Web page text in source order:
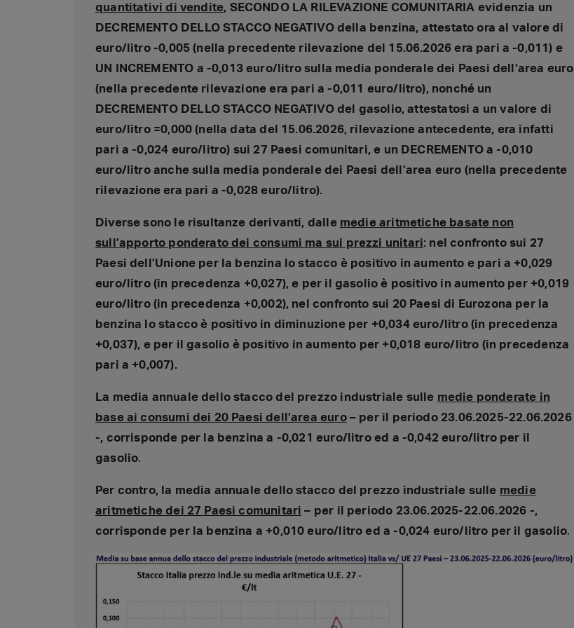
quantitativi di vendite, SECONDO LA RILEVAZIONE COMUNITARIA evidenzia un
DECREMENTO DELLO STACCO NEGATIVO della benzina, attestato ora al valore di
euro/litro -0,005 (nella precedente rilevazione del 15.06.2026 era pari a -0,011) e
UN INCREMENTO a -0,013 euro/litro sulla media ponderale dei Paesi dell’area euro
(nella precedente rilevazione era pari a -0,011 euro/litro), nonché un
DECREMENTO DELLO STACCO NEGATIVO del gasolio, attestatosi a un valore di
euro/litro =0,000 (nella data del 15.06.2026, rilevazione antecedente, era infatti
pari a -0,024 euro/litro) sui 27 Paesi comunitari, e un DECREMENTO a -0,010
euro/litro anche sulla media ponderale dei Paesi dell’area euro (nella precedente
rilevazione era pari a -0,028 euro/litro).
Diverse sono le risultanze derivanti, dalle medie aritmetiche basate non
sull’apporto ponderato dei consumi ma sui prezzi unitari: nel confronto sui 27
Paesi dell’Unione per la benzina lo stacco è positivo in aumento e pari a +0,029
euro/litro (in precedenza +0,027), e per il gasolio è positivo in aumento per +0,019
euro/litro (in precedenza +0,002), nel confronto sui 20 Paesi di Eurozona per la
benzina lo stacco è positivo in diminuzione per +0,034 euro/litro (in precedenza
+0,037), e per il gasolio è positivo in aumento per +0,018 euro/litro (in precedenza
pari a +0,007).
La media annuale dello stacco del prezzo industriale sulle medie ponderate in
base ai consumi dei 20 Paesi dell’area euro– per il periodo 23.06.2025-22.06.2026
-, corrisponde per la benzina a -0,021 euro/litro ed a -0,042 euro/litro per il
gasolio.
Per contro, la media annuale dello stacco del prezzo industriale sulle medie
aritmetiche dei 27 Paesi comunitari – per il periodo 23.06.2025-22.06.2026 -,
corrisponde per la benzina a +0,010 euro/litro ed a -0,024 euro/litro per il gasolio.